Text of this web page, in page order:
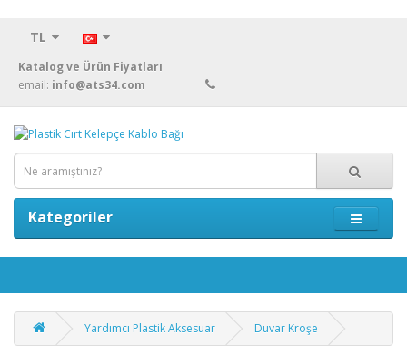
TL
Katalog ve Ürün Fiyatları
email: info@ats34.com
Kategoriler
Yardımcı Plastik Aksesuar Duvar Kroşe